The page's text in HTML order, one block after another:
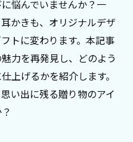
悩んでいませんか？一
かきも、オリジナルデザ
トに変わります。本記事
力を再発見し、どのよう
上げるかを紹介します。
い出に残る贈り物のアイ